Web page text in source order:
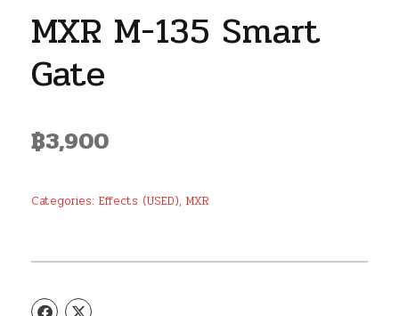
MXR M-135 Smart
Gate
฿3,900
Categories: Effects (USED), MXR